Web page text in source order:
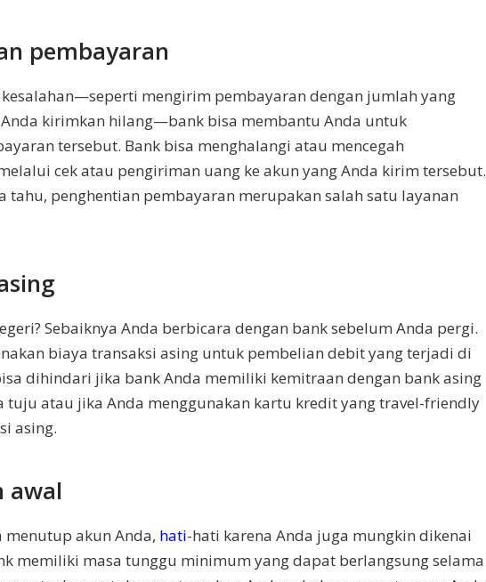
pembayaran
mengirim pembayaran dengan jumlah yang
Anda kirimkan hilang—bank bisa membantu Anda untuk
tersebut. Bank bisa menghalangi atau mencegah
cek atau pengiriman uang ke akun yang Anda kirim tersebut.
tahu, penghentian pembayaran merupakan salah satu layanan
Sebaiknya Anda berbicara dengan bank sebelum Anda pergi.
biaya transaksi asing untuk pembelian debit yang terjadi di
dihindari jika bank Anda memiliki kemitraan dengan bank asing
tuju atau jika Anda menggunakan kartu kredit yang travel-friendly
asing.
awal
menutup akun Anda, hati-hati karena Anda juga mungkin dikenai
memiliki masa tunggu minimum yang dapat berlangsung selama